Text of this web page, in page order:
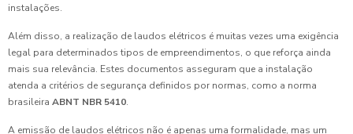
instalações.
Além disso, a realização de laudos elétricos é muitas vezes uma exigência
legal para determinados tipos de empreendimentos, o que reforça ainda
mais sua relevância. Estes documentos asseguram que a instalação
atenda a critérios de segurança definidos por normas, como a norma
brasileira ABNT NBR 5410.
A emissão de laudos elétricos não é apenas uma formalidade, mas um